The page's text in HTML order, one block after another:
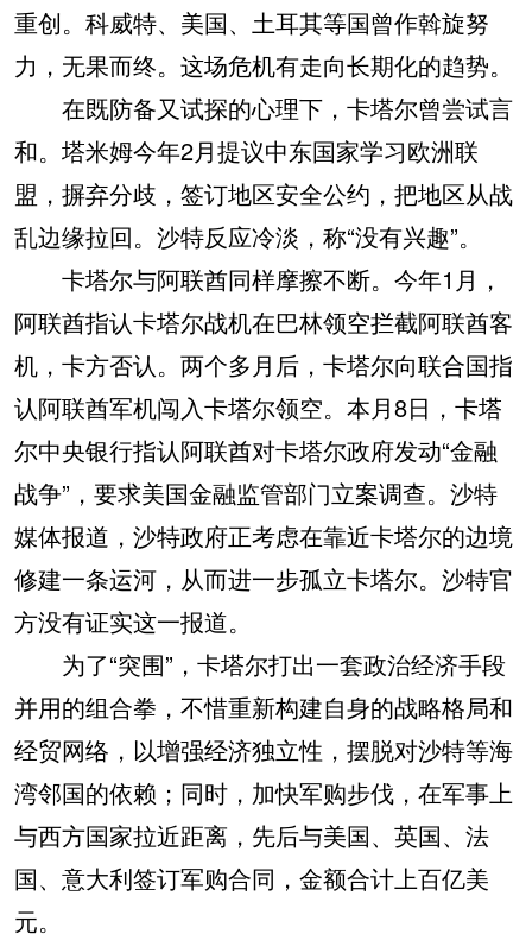
重创。科威特、美国、土耳其等国曾作斡旋努
力，无果而终。这场危机有走向长期化的趋势。
在既防备又试探的心理下，卡塔尔曾尝试言
和。塔米姆今年2月提议中东国家学习欧洲联
盟，摒弃分歧，签订地区安全公约，把地区从战
乱边缘拉回。沙特反应冷淡，称“没有兴趣”。
卡塔尔与阿联酋同样摩擦不断。今年1月，
阿联酋指认卡塔尔战机在巴林领空拦截阿联酋客
机，卡方否认。两个多月后，卡塔尔向联合国指
认阿联酋军机闯入卡塔尔领空。本月8日，卡塔
尔中央银行指认阿联酋对卡塔尔政府发动“金融
战争”，要求美国金融监管部门立案调查。沙特
媒体报道，沙特政府正考虑在靠近卡塔尔的边境
修建一条运河，从而进一步孤立卡塔尔。沙特官
方没有证实这一报道。
为了“突围”，卡塔尔打出一套政治经济手段
并用的组合拳，不惜重新构建自身的战略格局和
经贸网络，以增强经济独立性，摆脱对沙特等海
湾邻国的依赖；同时，加快军购步伐，在军事上
与西方国家拉近距离，先后与美国、英国、法
国、意大利签订军购合同，金额合计上百亿美
元。